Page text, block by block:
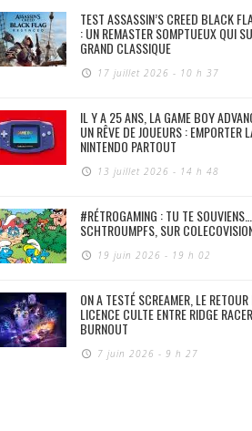
TEST ASSASSIN’S CREED BLACK
: UN REMASTER SOMPTUEUX QUI
GRAND CLASSIQUE
17 juillet 2026 - 10 h 37
IL Y A 25 ANS, LA GAME BOY
UN RÊVE DE JOUEURS : EMPORTER
NINTENDO PARTOUT
13 juillet 2026 - 14 h 48
#RÉTROGAMING : TU TE
SCHTROUMPFS, SUR
19 juin 2026 - 19 h 02
ON A TESTÉ SCREAMER, LE
LICENCE CULTE ENTRE RIDGE
BURNOUT
7 juin 2026 - 9 h 27